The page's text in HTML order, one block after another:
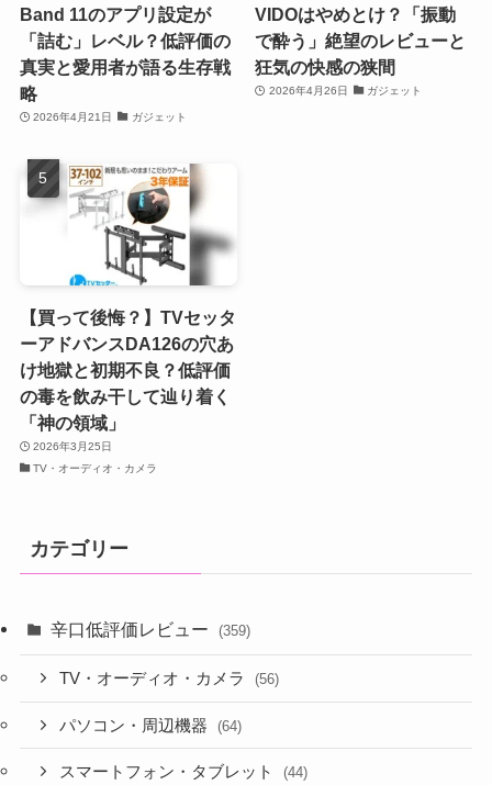
Band 11のアプリ設定が
「詰む」レベル？低評価の
真実と愛用者が語る生存戦
略
2026年4月21日 ガジェット
VIDOはやめとけ？「振動
で酔う」絶望のレビューと
狂気の快感の狭間
2026年4月26日 ガジェット
【買って後悔？】TVセッタ
ーアドバンスDA126の穴あ
け地獄と初期不良？低評価
の毒を飲み干して辿り着く
「神の領域」
2026年3月25日
TV・オーディオ・カメラ
カテゴリー
辛口低評価レビュー (359)
TV・オーディオ・カメラ (56)
パソコン・周辺機器 (64)
スマートフォン・タブレット (44)